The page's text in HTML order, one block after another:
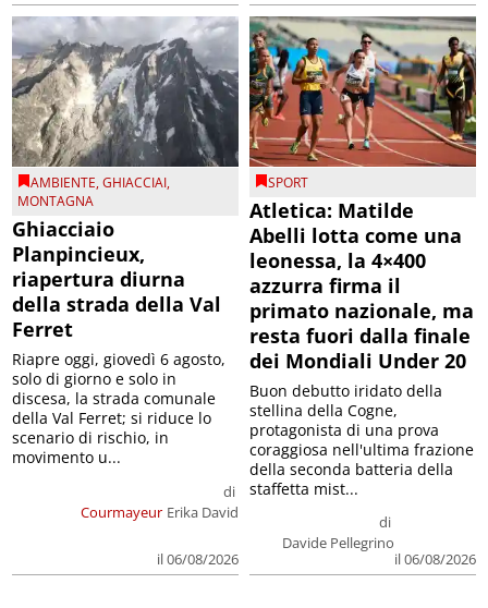
AMBIENTE,GHIACCIAI,
MONTAGNA
Ghiacciaio
Planpincieux,
riapertura diurna
della strada della Val
Ferret
Courmayeur
di
Erika David
il 06/08/2026
Riapre oggi, giovedì 6 agosto,
solo di giorno e solo in
discesa, la strada comunale
della Val Ferret; si riduce lo
scenario di rischio, in
movimento u...
SPORT
Atletica: Matilde
Abelli lotta come una
leonessa, la 4×400
azzurra firma il
primato nazionale, ma
resta fuori dalla finale
dei Mondiali Under 20
di
Davide Pellegrino
il 06/08/2026
Buon debutto iridato della
stellina della Cogne,
protagonista di una prova
coraggiosa nell'ultima frazione
della seconda batteria della
staffetta mist...